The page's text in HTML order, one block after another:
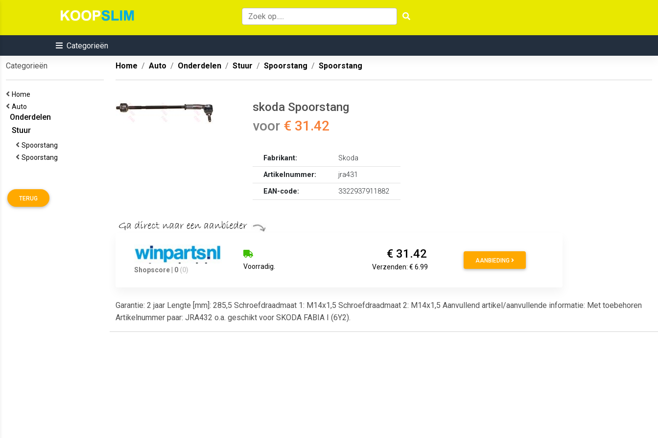
Categorieën
Categorieën
Home
Auto
Onderdelen
Stuur
Spoorstang
Spoorstang
TERUG
Home Auto Onderdelen Stuur Spoorstang Spoorstang
skoda Spoorstang
voor € 31.42
Fabrikant:
Skoda
Artikelnummer:
jra431
EAN-code:
3322937911882
Shopscore | 0 (0) Voorradig.
€ 31.42
Verzenden: € 6.99
AANBIEDING
Garantie: 2 jaar Lengte [mm]: 285,5 Schroefdraadmaat 1: M14x1,5 Schroefdraadmaat 2: M14x1,5 Aanvullend artikel/aanvullende informatie: Met toebehoren
Artikelnummer paar: JRA432 o.a. geschikt voor SKODA FABIA I (6Y2).